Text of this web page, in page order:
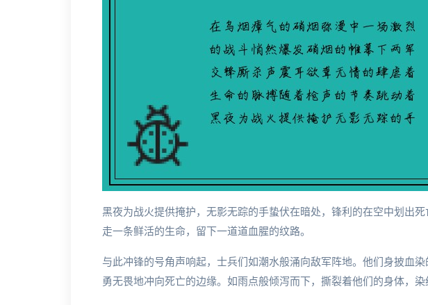
黑夜为战火提供掩护，无影无踪的手蛰伏在暗处，锋利的在空中划出
走一条鲜活的生命，留下一道道血腥的纹路。
与此冲锋的号角声响起，士兵们如潮水般涌向敌军阵地。他们身披血
勇无畏地冲向死亡的边缘。如雨点般倾泻而下，撕裂着他们的身体，染